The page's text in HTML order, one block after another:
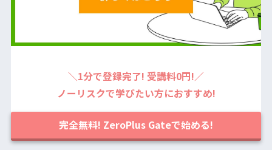
＼1分で登録完了! 受講料0円!／
ノーリスクで学びたい方におすすめ!
完全無料! ZeroPlus Gateで始める!